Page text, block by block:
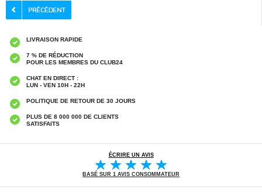
LIVRAISON RAPIDE
7 % DE RÉDUCTION
POUR LES MEMBRES DU CLUB24
CHAT EN DIRECT :
LUN - VEN 10H - 22H
POLITIQUE DE RETOUR DE 30 JOURS
PLUS DE 8 000 000 DE CLIENTS
SATISFAITS
ÉCRIRE UN AVIS
BASÉ SUR 1 AVIS CONSOMMATEUR